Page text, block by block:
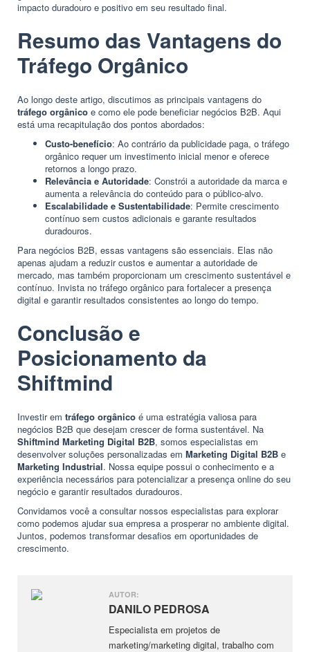
impacto duradouro e positivo em seu resultado final.
Resumo das Vantagens do
Tráfego Orgânico
Ao longo deste artigo, discutimos as principais vantagens do
tráfego orgânico e como ele pode beneficiar negócios B2B. Aqui
está uma recapitulação dos pontos abordados:
Custo-benefício: Ao contrário da publicidade paga, o tráfego
orgânico requer um investimento inicial menor e oferece
retornos a longo prazo.
Relevância e Autoridade: Constrói a autoridade da marca e
aumenta a relevância do conteúdo para o público-alvo.
Escalabilidade e Sustentabilidade: Permite crescimento
contínuo sem custos adicionais e garante resultados
duradouros.
Para negócios B2B, essas vantagens são essenciais. Elas não
apenas ajudam a reduzir custos e aumentar a autoridade de
mercado, mas também proporcionam um crescimento sustentável e
contínuo. Invista no tráfego orgânico para fortalecer a presença
digital e garantir resultados consistentes ao longo do tempo.
Conclusão e
Posicionamento da
Shiftmind
Investir em tráfego orgânico é uma estratégia valiosa para
negócios B2B que desejam crescer de forma sustentável. Na
Shiftmind Marketing Digital B2B, somos especialistas em
desenvolver soluções personalizadas em Marketing Digital B2B e
Marketing Industrial. Nossa equipe possui o conhecimento e a
experiência necessários para potencializar a presença online do seu
negócio e garantir resultados duradouros.
Convidamos você a consultar nossos especialistas para explorar
como podemos ajudar sua empresa a prosperar no ambiente digital.
Juntos, podemos transformar desafios em oportunidades de
crescimento.
AUTOR:
DANILO PEDROSA
Especialista em projetos de
marketing/marketing digital, trabalho com